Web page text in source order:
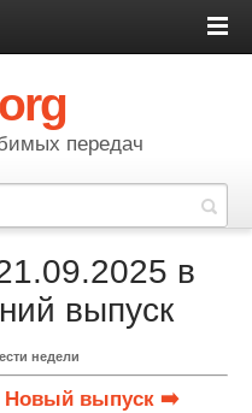
передач
в
выпуск
недели
Новый выпуск ➡️